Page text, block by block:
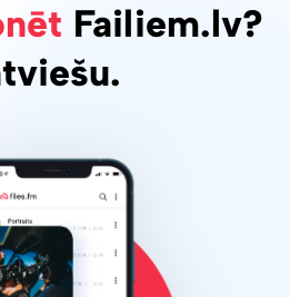
Failiem.lv?